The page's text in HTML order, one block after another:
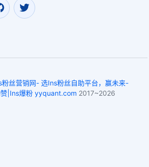
粉丝营销网- 选Ins粉丝自助平台，赢未来-
|Ins爆粉 yyquant.com 2017~2026